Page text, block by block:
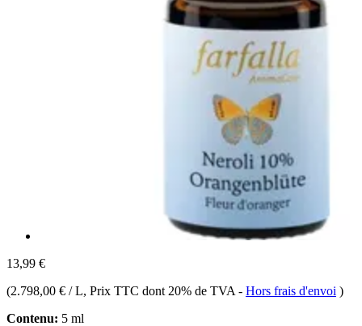
13,99 €
(2.798,00 € / L, Prix TTC dont 20% de TVA - Hors frais d'envoi )
Contenu: 5 ml